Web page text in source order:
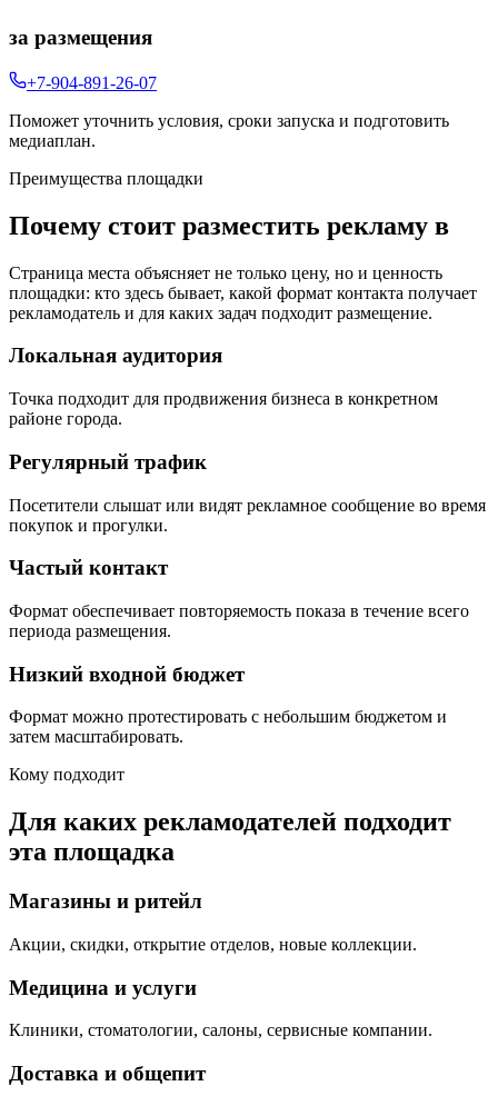
за размещения
+7-904-891-26-07
Поможет уточнить условия, сроки запуска и подготовить
медиаплан.
Преимущества площадки
Почему стоит разместить рекламу в
Страница места объясняет не только цену, но и ценность
площадки: кто здесь бывает, какой формат контакта получает
рекламодатель и для каких задач подходит размещение.
Локальная аудитория
Точка подходит для продвижения бизнеса в конкретном
районе города.
Регулярный трафик
Посетители слышат или видят рекламное сообщение во время
покупок и прогулки.
Частый контакт
Формат обеспечивает повторяемость показа в течение всего
периода размещения.
Низкий входной бюджет
Формат можно протестировать с небольшим бюджетом и
затем масштабировать.
Кому подходит
Для каких рекламодателей подходит
эта площадка
Магазины и ритейл
Акции, скидки, открытие отделов, новые коллекции.
Медицина и услуги
Клиники, стоматологии, салоны, сервисные компании.
Доставка и общепит